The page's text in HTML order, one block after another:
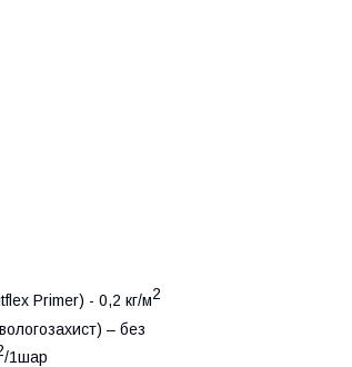
- 0,2 кг/м2
– без
/1шар